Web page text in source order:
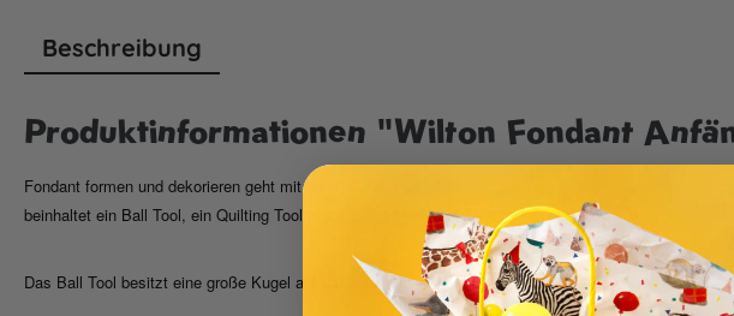
Beschreibung
Produktinformationen "Wilton Fondant
Fondant formen und dekorieren geht mit diesem Set noch einfacher. Mit diesen drei doppelendigen
beinhaltet ein Ball Tool, ein Quilting Tool und ein Messer/Nadel Tool.
Das Ball Tool besitzt eine große Kugel auf der einen und eine kleinere Kugel auf der anderen Seite.